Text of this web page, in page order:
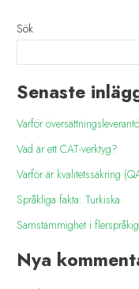
Sök
Senaste
Varför
Vad är ett CAT-verktyg?
Varför är kvalitetssäkring
Språkliga fakta: Turkiska
Samstämmighet i
Nya